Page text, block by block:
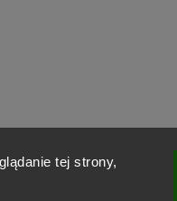
tej strony,